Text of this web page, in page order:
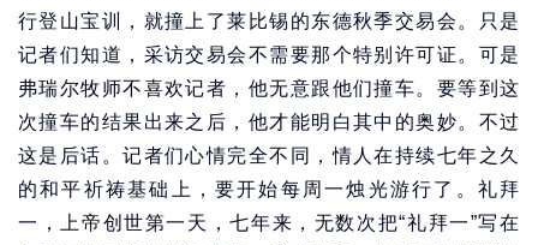
行登山宝训，就撞上了莱比锡的东德秋季交易会。只是
记者们知道，采访交易会不需要那个特别许可证。可是
弗瑞尔牧师不喜欢记者，他无意跟他们撞车。要等到这
次撞车的结果出来之后，他才能明白其中的奥妙。不过
这是后话。记者们心情完全不同，情人在持续七年之久
的和平祈祷基础上，要开始每周一烛光游行了。礼拜
一，上帝创世第一天，七年来，无数次把“礼拜一”写在